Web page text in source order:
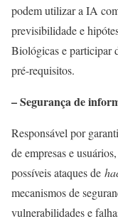
podem utilizar a IA
previsibilidade e
Biológicas e participar
pré-requisitos.
– Segurança de
Responsável por
de empresas e
possíveis ataques de
mecanismos de
vulnerabilidades e